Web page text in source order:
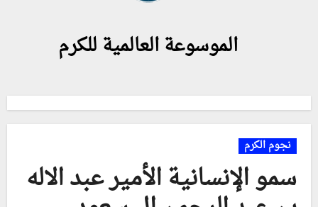
الموسوعة العالمية للكرم
نجوم الكرم
سمو الإنسانية الأمير عبد الاله